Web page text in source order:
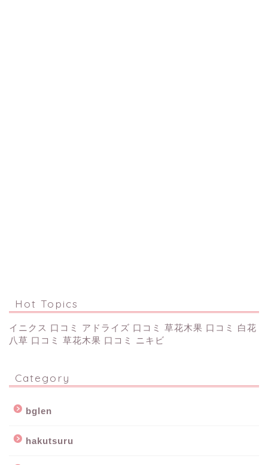
Hot Topics
イニクス 口コミ アドライズ 口コミ 草花木果 口コミ
白花
八草 口コミ
草花木果 口コミ ニキビ
Category
bglen
hakutsuru